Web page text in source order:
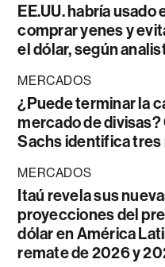
EE.UU. habría usado
comprar yenes y
el dólar, según
MERCADOS
¿Puede terminar la
mercado de
Sachs identifica tres
MERCADOS
Itaú revela sus
proyecciones del
dólar en América
remate de 2026 y